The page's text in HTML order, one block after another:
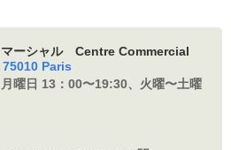
マーシャル Centre Commercial
Paris
曜日 13： 00〜19:30、火曜〜土曜